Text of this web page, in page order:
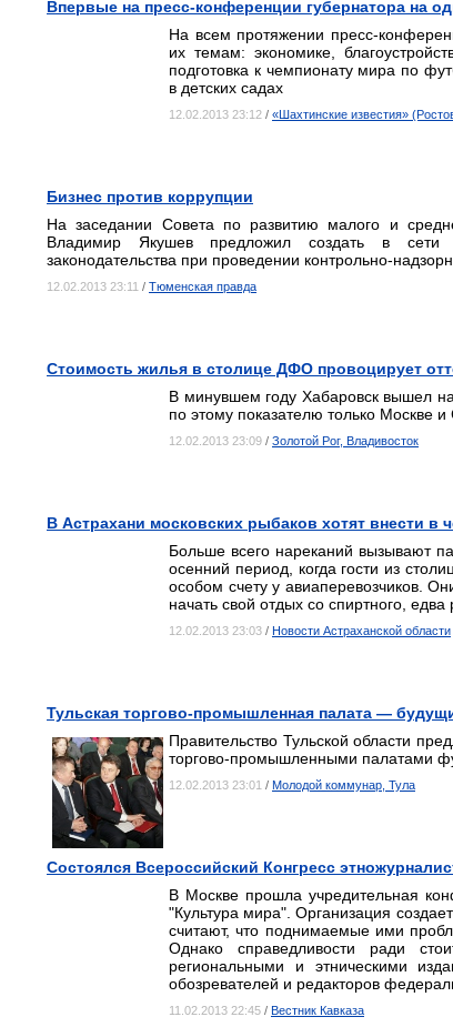
Впервые на пресс-конференции губернатора на
На всем протяжении пресс-
их темам: экономике,
подготовка к чемпионату мира по
в детских садах
12.02.2013 23:12 / «Шахтинские известия»
Бизнес против коррупции
На заседании Совета по развитию малого и
Владимир Якушев предложил создать в сети
законодательства при проведении контрольно-
12.02.2013 23:11 / Тюменская правда
Стоимость жилья в столице ДФО провоцирует
В минувшем году Хабаровск вышел на
по этому показателю только Москве и
12.02.2013 23:09 / Золотой Рог, Владивосток
В Астрахани московских рыбаков хотят внести в
Больше всего нареканий вызывают
осенний период, когда гости из
особом счету у авиаперевозчиков.
начать свой отдых со спиртного,
12.02.2013 23:03 / Новости Астраханской области
Тульская торгово-промышленная палата —
Правительство Тульской области
торгово-промышленными палатами
12.02.2013 23:01 / Молодой коммунар, Тула
Состоялся Всероссийский Конгресс
В Москве прошла учредительная
"Культура мира". Организация
считают, что поднимаемые ими
Однако справедливости ради
региональными и этническими
обозревателей и редакторов
11.02.2013 22:45 / Вестник Кавказа